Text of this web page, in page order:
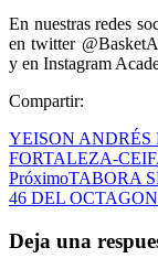
En nuestras redes
en twitter
y en Instagram
Compartir:
YEISON
FORTALEZA-CEIF
PróximoTABORA
46 DEL
Deja una